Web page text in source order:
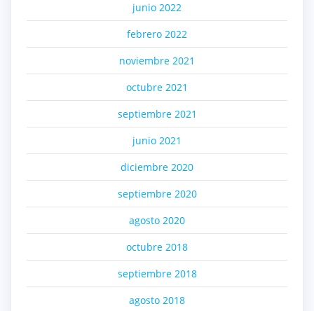
junio 2022
febrero 2022
noviembre 2021
octubre 2021
septiembre 2021
junio 2021
diciembre 2020
septiembre 2020
agosto 2020
octubre 2018
septiembre 2018
agosto 2018